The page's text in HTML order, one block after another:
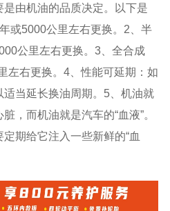
由机油的品质决定。以下是
或5000公里左右更换。2、半
公里左右更换。3、全合成
左右更换。4、性能可延期：如
当延长换油周期。5、机油就
，而机油就是汽车的“血液”。
期给它注入一些新鲜的“血